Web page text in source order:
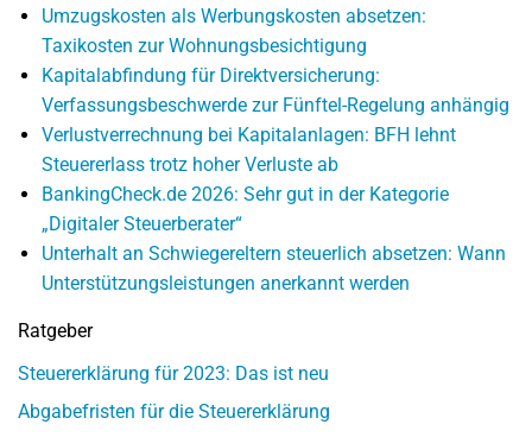
Umzugskosten als Werbungskosten absetzen:
Taxikosten zur Wohnungsbesichtigung
Kapitalabfindung für Direktversicherung:
Verfassungsbeschwerde zur Fünftel-Regelung anhängig
Verlustverrechnung bei Kapitalanlagen: BFH lehnt
Steuererlass trotz hoher Verluste ab
BankingCheck.de 2026: Sehr gut in der Kategorie
„Digitaler Steuerberater“
Unterhalt an Schwiegereltern steuerlich absetzen: Wann
Unterstützungsleistungen anerkannt werden
Ratgeber
Steuererklärung für 2023: Das ist neu
Abgabefristen für die Steuererklärung